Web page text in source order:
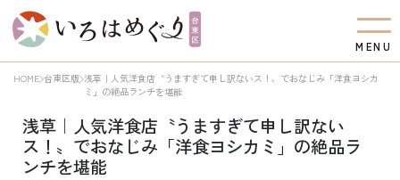
M EN U
HOME 台東区版 浅草｜人気洋食店〝うますぎて申し訳ないス！〟でおなじみ「洋食ヨシカ
ミ」の絶品ランチを堪能
浅草｜人気洋食店〝うますぎて申し訳ない
ス！〟でおなじみ「洋食ヨシカミ」の絶品ラ
ンチを堪能